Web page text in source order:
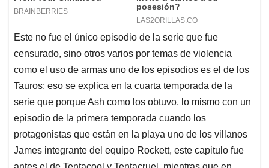
Este no fue el único episodio de la serie que fue
censurado, sino otros varios por temas de violencia
como el uso de armas uno de los episodios es el de los
Tauros; eso se explica en la cuarta temporada de la
serie que porque Ash como los obtuvo, lo mismo con un
episodio de la primera temporada cuando los
protagonistas que están en la playa uno de los villanos
James integrante del equipo Rockett, este capitulo fue